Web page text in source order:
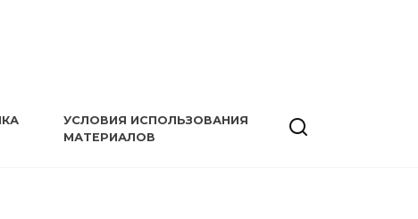
УСЛОВИЯ ИСПОЛЬЗОВАНИЯ
МАТЕРИАЛОВ